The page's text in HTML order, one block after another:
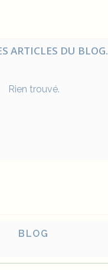
ARTICLES DU BLOG.
Rien trouvé.
BLOG